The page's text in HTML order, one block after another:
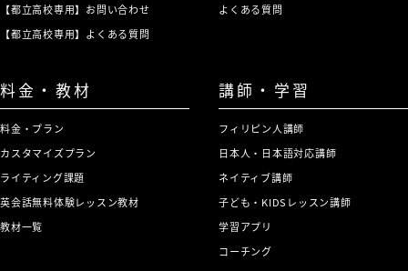
【都立高校専用】お問い合わせ
【都立高校専用】よくある質問
よくある質問
料金・教材
料金・プラン
カスタマイズプラン
ライティング課題
英会話無料体験レッスン教材
教材一覧
講師・学習
フィリピン人講師
日本人・日本語対応講師
ネイティブ講師
子ども・KIDSレッスン講師
学習アプリ
コーチング